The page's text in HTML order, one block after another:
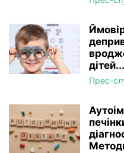
дітей...
Прес-